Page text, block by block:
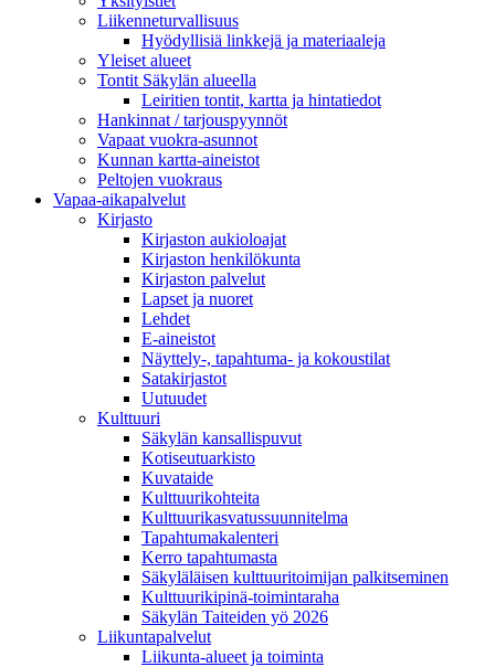
Liikenneturvallisuus
Hyödyllisiä linkkejä ja materiaaleja
Yleiset alueet
Tontit Säkylän alueella
Leiritien tontit, kartta ja hintatiedot
Hankinnat / tarjouspyynnöt
Vapaat vuokra-asunnot
Kunnan kartta-aineistot
Peltojen vuokraus
Vapaa-aika­palvelut
Kirjasto
Kirjaston aukioloajat
Kirjaston henkilökunta
Kirjaston palvelut
Lapset ja nuoret
Lehdet
E-aineistot
Näyttely-, tapahtuma- ja kokoustilat
Satakirjastot
Uutuudet
Kulttuuri
Säkylän kansallispuvut
Kotiseutuarkisto
Kuvataide
Kulttuurikohteita
Kulttuurikasvatussuunnitelma
Tapahtumakalenteri
Kerro tapahtumasta
Säkyläläisen kulttuuritoimijan palkitseminen
Kulttuurikipinä-toimintaraha
Säkylän Taiteiden yö 2026
Liikuntapalvelut
Liikunta-alueet ja toiminta